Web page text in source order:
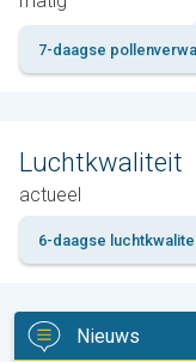
7-daagse
Luchtkwaliteit
actueel
6-daagse
Nieuws